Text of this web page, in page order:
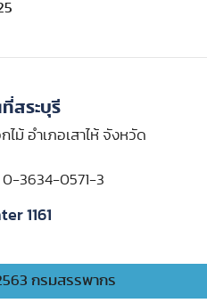
สระบุรี
ม้ อำเภอเสาไห้ จังหวัด
0-3634-0571-3
1161
กรมสรรพากร